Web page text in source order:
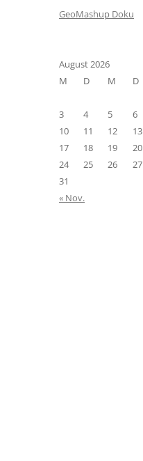
GeoMashup Doku
August 2026
M
D M D
3
4 5 6
10
11 12 13
17
18 19 20
24
25 26 27
31
« Nov.